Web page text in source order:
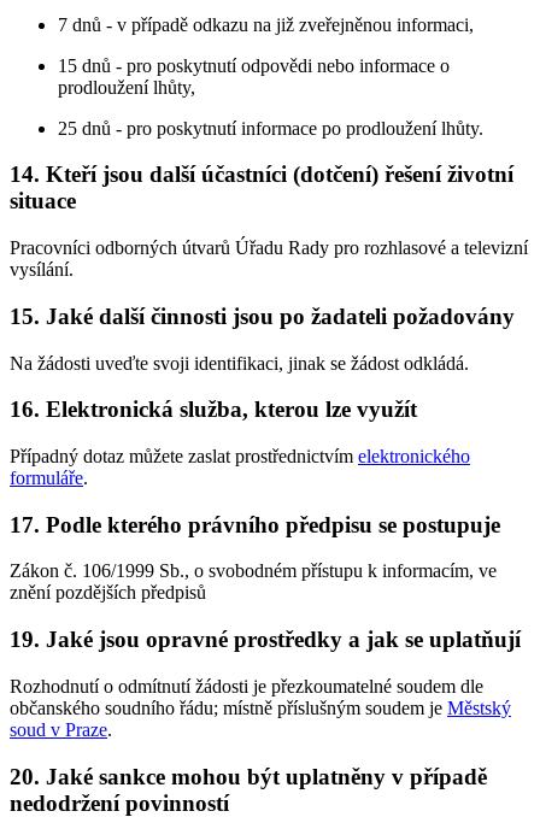
7 dnů - v případě odkazu na již zveřejněnou informaci,
15 dnů - pro poskytnutí odpovědi nebo informace o
prodloužení lhůty,
25 dnů - pro poskytnutí informace po prodloužení lhůty.
14. Kteří jsou další účastníci (dotčení) řešení životní
situace
Pracovníci odborných útvarů Úřadu Rady pro rozhlasové a televizní
vysílání.
15. Jaké další činnosti jsou po žadateli požadovány
Na žádosti uveďte svoji identifikaci, jinak se žádost odkládá.
16. Elektronická služba, kterou lze využít
Případný dotaz můžete zaslat prostřednictvím elektronického
formuláře.
17. Podle kterého právního předpisu se postupuje
Zákon č. 106/1999 Sb., o svobodném přístupu k informacím, ve
znění pozdějších předpisů
19. Jaké jsou opravné prostředky a jak se uplatňují
Rozhodnutí o odmítnutí žádosti je přezkoumatelné soudem dle
občanského soudního řádu; místně příslušným soudem je Městský
soud v Praze.
20. Jaké sankce mohou být uplatněny v případě
nedodržení povinností